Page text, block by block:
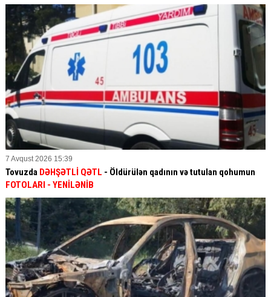
7 Avqust 2026 15:39
Tovuzda DƏHŞƏTLİ QƏTL - Öldürülən qadının və tutulan qohumun
FOTOLARI - YENİLƏNİB